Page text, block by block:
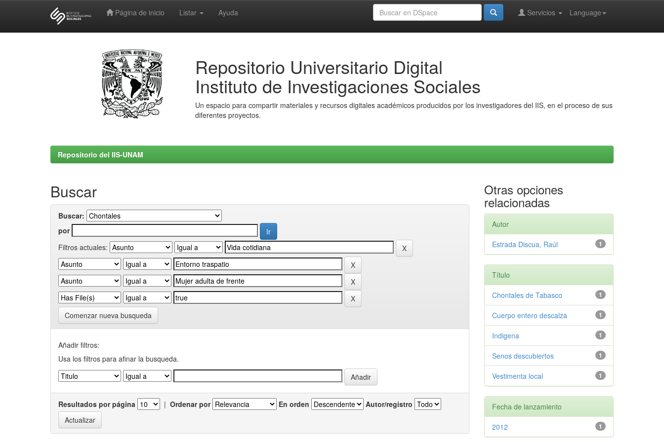
Página de inicio Listar Ayuda Language
Servicios
Repositorio Universitario Digital
Instituto de Investigaciones Sociales
Un espacio para compartir materiales y recursos digitales académicos producidos por los investigadores del IIS, en el proceso de sus
diferentes proyectos.
Repositorio del IIS-UNAM
Buscar
Buscar:
por
Filtros actuales:
Comenzar nueva busqueda
Añadir filtros:
Usa los filtros para afinar la busqueda.
Resultados por página | Ordenar por En orden Autor/registro
Otras opciones
relacionadas
Autor
1
Estrada Discua, Raúl
Título
1
Chontales de Tabasco
1
Cuerpo entero descalza
1
Indigena
1
Senos descubiertos
1
Vestimenta local
Fecha de lanzamiento
1
2012